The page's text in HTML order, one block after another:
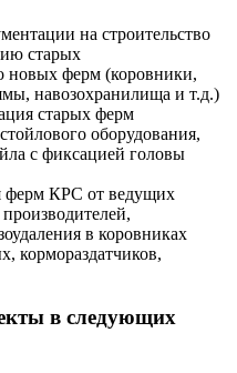
на строительство
старых
новых ферм (коровники,
навозохранилища и т.д.)
старых ферм
оборудования,
с фиксацией головы
ферм КРС от ведущих
в коровниках
кормораздатчиков,
в следующих